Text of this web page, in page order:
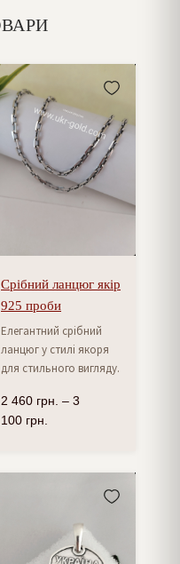
Срібний ланцюг якір
925 проби
Елегантний срібний
ланцюг у стилі якоря
для стильного вигляду.
2 460 грн. – 3
100 грн.